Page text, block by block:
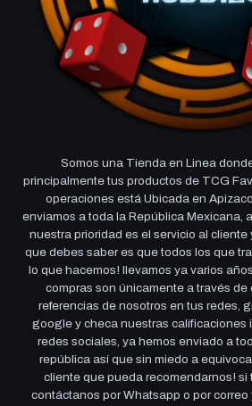
Somos una Tienda en Linea
principalmente tus productos de TCG
operaciones está Ubicada en
enviamos a toda la República Mexicana,
nuestra prioridad es el servicio al
que debes saber es que todos los que
lo que hacemos! llevamos ya varios
compras son únicamente a través de
referencias de nosotros en tus redes,
google y checa nuestras calificaciones
redes sociales, ya hemos enviado a
república así que sin miedo a
cliente que pueda recomendarnos!
contáctanos por Whatsapp o por correo